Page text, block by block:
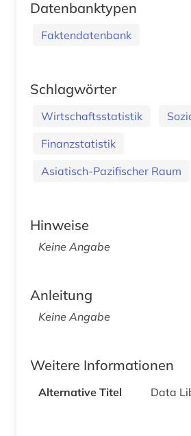
Datenbanktypen
Faktendatenbank
Schlagwörter
Wirtschaftsstatistik
Finanzstatistik
Asiatisch-Pazifischer Raum
Hinweise
Keine Angabe
Anleitung
Keine Angabe
Weitere Informationen
Alternative Titel Data